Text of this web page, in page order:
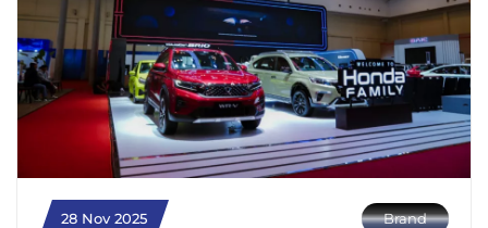
28 Nov 2025 Brand